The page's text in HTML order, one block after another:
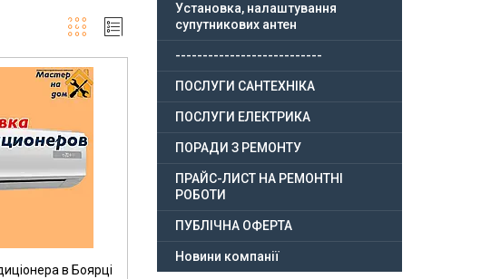
в Боярці
Установка, налаштування
супутникових антен
---------------------------
ПОСЛУГИ САНТЕХНІКА
ПОСЛУГИ ЕЛЕКТРИКА
ПОРАДИ З РЕМОНТУ
ПРАЙС-ЛИСТ НА РЕМОНТНІ
РОБОТИ
ПУБЛІЧНА ОФЕРТА
Новини компанії